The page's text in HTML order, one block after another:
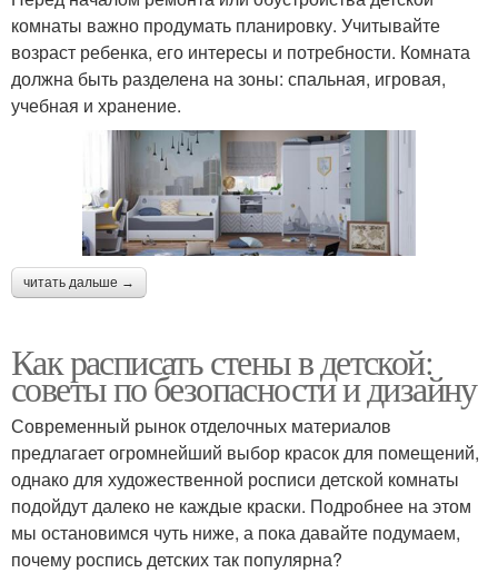
комнаты важно продумать планировку. Учитывайте
возраст ребенка, его интересы и потребности. Комната
должна быть разделена на зоны: спальная, игровая,
учебная и хранение.
читать дальше →
Как расписать стены в детской:
советы по безопасности и дизайну
Современный рынок отделочных материалов
предлагает огромнейший выбор красок для помещений,
однако для художественной росписи детской комнаты
подойдут далеко не каждые краски. Подробнее на этом
мы остановимся чуть ниже, а пока давайте подумаем,
почему роспись детских так популярна?